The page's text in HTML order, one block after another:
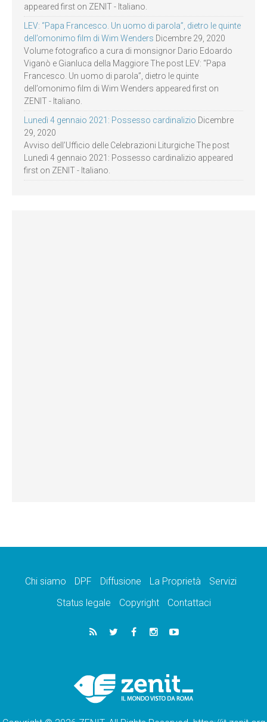
appeared first on ZENIT - Italiano.
LEV: “Papa Francesco. Un uomo di parola”, dietro le quinte
dell’omonimo film di Wim Wenders Dicembre 29, 2020
Volume fotografico a cura di monsignor Dario Edoardo
Viganò e Gianluca della Maggiore The post LEV: “Papa
Francesco. Un uomo di parola”, dietro le quinte
dell’omonimo film di Wim Wenders appeared first on
ZENIT - Italiano.
Lunedì 4 gennaio 2021: Possesso cardinalizio Dicembre
29, 2020
Avviso dell’Ufficio delle Celebrazioni Liturgiche The post
Lunedì 4 gennaio 2021: Possesso cardinalizio appeared
first on ZENIT - Italiano.
Chi siamo DPF Diffusione La Proprietà
Servizi
Status legale
Copyright Contattaci